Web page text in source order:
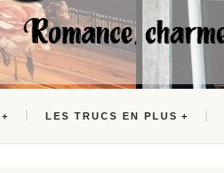
LES TRUCS EN PLUS